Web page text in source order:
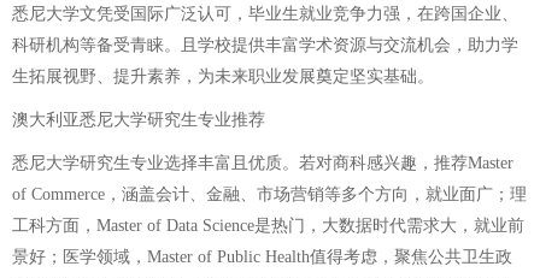
悉尼大学文凭受国际广泛认可，毕业生就业竞争力强，在跨国企业、
科研机构等备受青睐。且学校提供丰富学术资源与交流机会，助力学
生拓展视野、提升素养，为未来职业发展奠定坚实基础。
澳大利亚悉尼大学研究生专业推荐
悉尼大学研究生专业选择丰富且优质。若对商科感兴趣，推荐Master
of Commerce，涵盖会计、金融、市场营销等多个方向，就业面广；理
工科方面，Master of Data Science是热门，大数据时代需求大，就业前
景好；医学领域，Master of Public Health值得考虑，聚焦公共卫生政